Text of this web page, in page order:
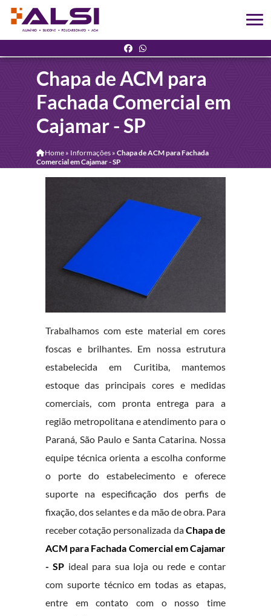
Chapa de ACM para
Fachada Comercial em
Cajamar - SP
Home» Informações » Chapa de ACM para Fachada
Comercial em Cajamar - SP
Trabalhamos com este material em cores
foscas e brilhantes. Em nossa estrutura
estabelecida em Curitiba, mantemos
estoque das principais cores e medidas
comerciais, com pronta entrega para a
região metropolitana e atendimento para o
Paraná, São Paulo e Santa Catarina. Nossa
equipe técnica orienta a escolha conforme
o porte do estabelecimento e oferece
suporte na especificação dos perfis de
fixação, dos selantes e da mão de obra. Para
receber cotação personalizada daChapa de
ACM para Fachada Comercial em Cajamar
- SP ideal para sua loja ou rede e contar
com suporte técnico em todas as etapas,
entre em contato com o nosso time